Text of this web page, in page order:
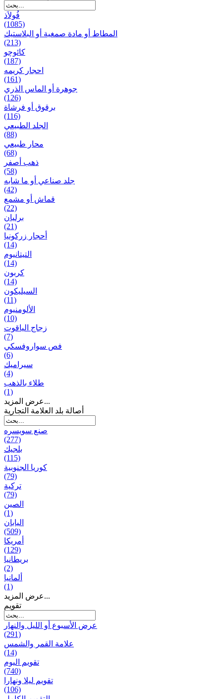
فُولاَذ
(1085)
المطاط أو مادة صمغية أو البلاستيك
(213)
کائوچو
(187)
احجار کریمه
(161)
جوهرة أو الماس الذري
(126)
برقوق أو فرشاة
(116)
الجلد الطبيعي
(88)
محار طبيعي
(68)
ذهب أصفر
(58)
جلد صناعي أو ما شابه
(42)
قماش أو مشمع
(22)
برلیان
(21)
أحجار زركونيا
(14)
التيتانيوم
(14)
كربون
(14)
السيليكون
(11)
الألومنيوم
(10)
زجاج الياقوت
(7)
فص سواروفسكي
(6)
سيراميك
(4)
طلاء بالذهب
(1)
عرض المزيد...
أصالة بلد العلامة التجارية
صنع سویسره
(277)
بلجيك
(115)
كوريا الجنوبية
(79)
تركية
(79)
الصين
(1)
اليابان
(509)
أمريكا
(129)
بریطانیا
(2)
ألمانيا
(1)
عرض المزيد...
تقويم
عرض الأسبوع أو الليل والنهار
(291)
علامة القمر والشمس
(14)
تقویم الیوم
(740)
تقويم ليلا ونهارا
(106)